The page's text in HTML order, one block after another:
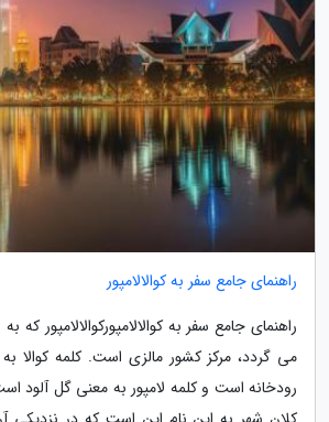
راهنمای جامع سفر به کوالالامپور
می گردد، مرکز کشور مالزی است. کلمه کوالا
رودخانه است و کلمه لامپور به معنی گل آلود